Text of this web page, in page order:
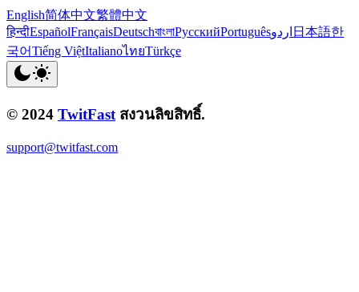
English简体中文繁體中文
हिन्दीEspañolFrançaisDeutschবাংলাРусскийPortuguêsاردو 日本語한
국어Tiếng ViệtItalianoไทยTürkçe
© 2024 TwitFast สงวนลิขสิทธิ์.
support@twitfast.com